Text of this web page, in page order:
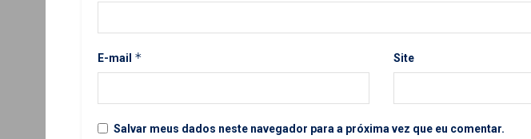
E-mail * Site
Salvar meus dados neste navegador para a próxima vez que eu comentar.